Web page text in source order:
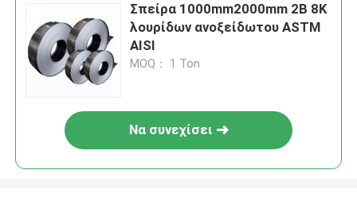
Σπείρα 1000mm2000mm 2B 8K
λουρίδων ανοξείδωτου ASTM
AISI
MOQ： 1 Ton
Να συνεχίσει